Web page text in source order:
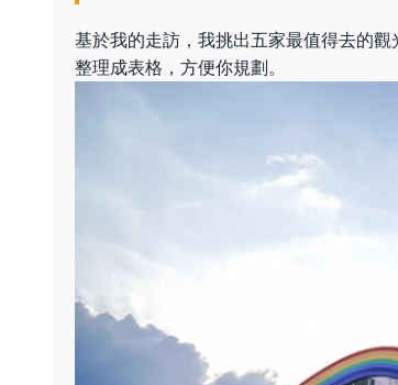
基於我的走訪，我挑出五家最值得去的
整理成表格，方便你規劃。